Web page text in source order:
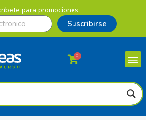
para promociones
Suscribirse
0